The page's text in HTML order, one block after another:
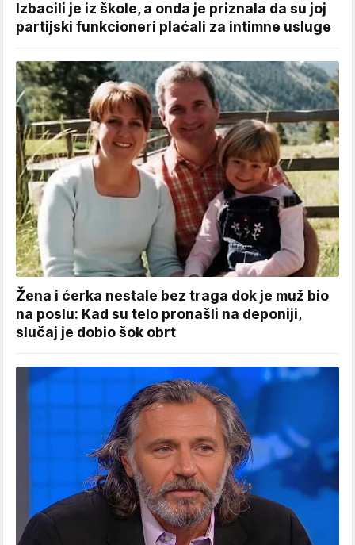
Izbacili je iz škole, a onda je priznala da su joj
partijski funkcioneri plaćali za intimne usluge
Žena i ćerka nestale bez traga dok je muž bio
na poslu: Kad su telo pronašli na deponiji,
slučaj je dobio šok obrt